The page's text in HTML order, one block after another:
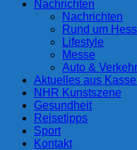
Nachrichten
Nachrichten
Rund um
Lifestyle
Messe
Auto & Verkehr
Aktuelles aus Kassel
NHR Kunstszene
Gesundheit
Reisetipps
Sport
Kontakt